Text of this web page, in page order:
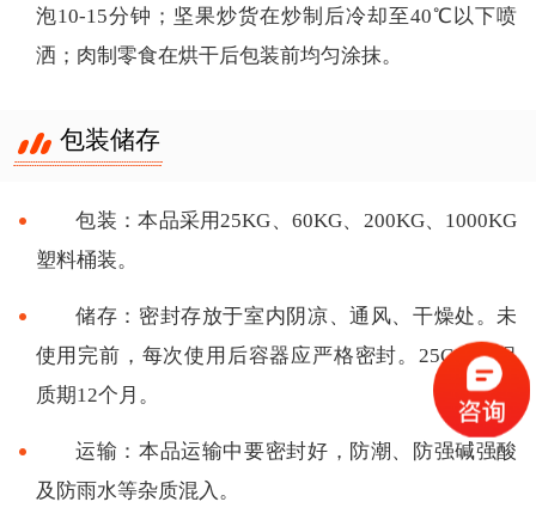
泡10-15分钟；坚果炒货在炒制后冷却至40℃以下喷
洒；肉制零食在烘干后包装前均匀涂抹。
包装储存
包装：本品采用25KG、60KG、200KG、1000KG
塑料桶装。
储存：密封存放于室内阴凉、通风、干燥处。未
使用完前，每次使用后容器应严格密封。25C左右保
质期12个月。
运输：本品运输中要密封好，防潮、防强碱强酸
及防雨水等杂质混入。